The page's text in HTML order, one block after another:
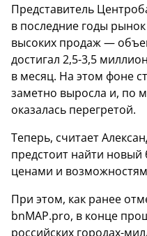
Представитель
в последние годы
высоких продаж —
достигал 2,5-3,5
в месяц. На этом фоне
заметно выросла и, по
оказалась перегретой.
Теперь, считает
предстоит найти
ценами и
При этом, как ранее
bnMAP.pro, в конце
российских городах-